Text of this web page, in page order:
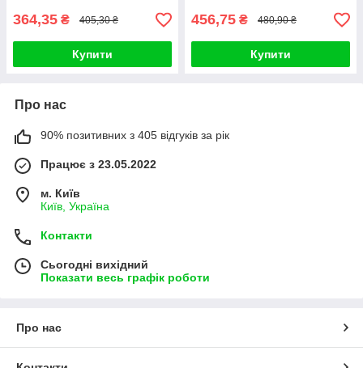
364,35 ₴ 405,30 ₴
Купити
456,75 ₴ 480,90 ₴
Купити
Про нас
90% позитивних з 405 відгуків за рік
Працює з 23.05.2022
м. Київ
Київ, Україна
Контакти
Сьогодні вихідний
Показати весь графік роботи
Про нас